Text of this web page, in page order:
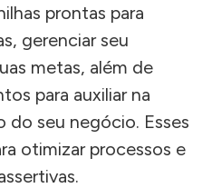
prontas para
gerenciar seu
metas, além de
para auxiliar na
do seu negócio. Esses
otimizar processos e